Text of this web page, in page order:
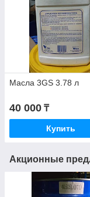
Масла 3GS 3.78 л
40 000 ₸
Купить
Акционные